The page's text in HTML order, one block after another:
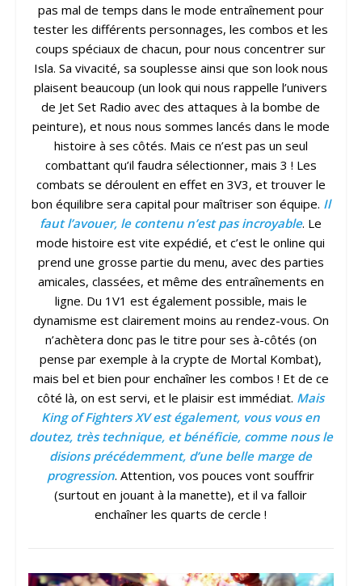
pas mal de temps dans le mode entraînement pour
tester les différents personnages, les combos et les
coups spéciaux de chacun, pour nous concentrer sur
Isla. Sa vivacité, sa souplesse ainsi que son look nous
plaisent beaucoup (un look qui nous rappelle l’univers
de Jet Set Radio avec des attaques à la bombe de
peinture), et nous nous sommes lancés dans le mode
histoire à ses côtés. Mais ce n’est pas un seul
combattant qu’il faudra sélectionner, mais 3 ! Les
combats se déroulent en effet en 3V3, et trouver le
bon équilibre sera capital pour maîtriser son équipe. Il
faut l’avouer, le contenu n’est pas incroyable. Le
mode histoire est vite expédié, et c’est le online qui
prend une grosse partie du menu, avec des parties
amicales, classées, et même des entraînements en
ligne. Du 1V1 est également possible, mais le
dynamisme est clairement moins au rendez-vous. On
n’achètera donc pas le titre pour ses à-côtés (on
pense par exemple à la crypte de Mortal Kombat),
mais bel et bien pour enchaîner les combos ! Et de ce
côté là, on est servi, et le plaisir est immédiat. Mais
King of Fighters XV est également, vous vous en
doutez, très technique, et bénéficie, comme nous le
disions précédemment, d’une belle marge de
progression. Attention, vos pouces vont souffrir
(surtout en jouant à la manette), et il va falloir
enchaîner les quarts de cercle !